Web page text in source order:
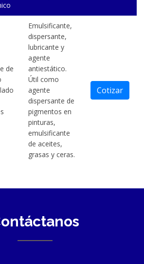
de
Emulsificante,
dispersante,
lubricante y
agente
antiestático.
Útil como
agente
dispersante de
pigmentos en
pinturas,
emulsificante
de aceites,
grasas y ceras.
Cotizar